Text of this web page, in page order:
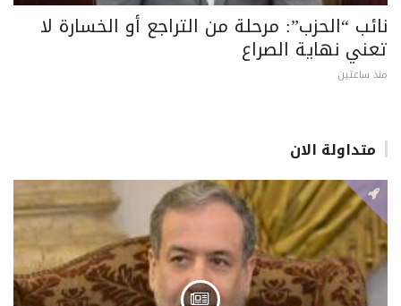
نائب “الحزب”: مرحلة من التراجع أو الخسارة لا
تعني نهاية الصراع
منذ ساعتين
متداولة الان